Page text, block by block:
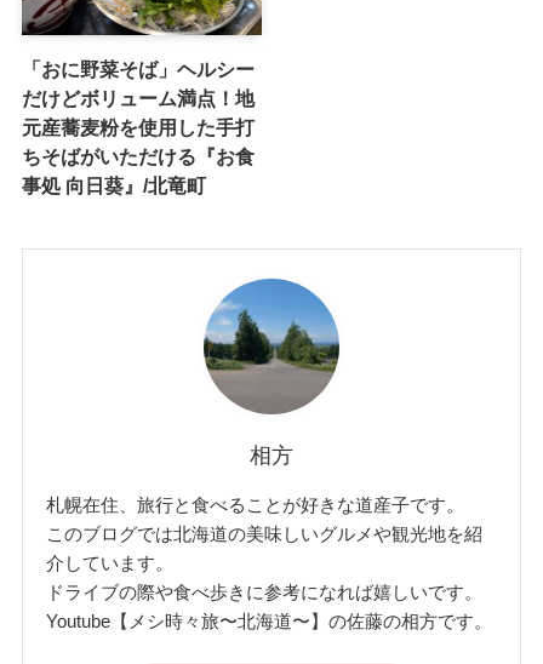
「おに野菜そば」ヘルシー
だけどボリューム満点！地
元産蕎麦粉を使用した手打
ちそばがいただける『お食
事処 向日葵』/北竜町
相方
札幌在住、旅行と食べることが好きな道産子です。
このブログでは北海道の美味しいグルメや観光地を紹
介しています。
ドライブの際や食べ歩きに参考になれば嬉しいです。
Youtube【メシ時々旅〜北海道〜】の佐藤の相方です。